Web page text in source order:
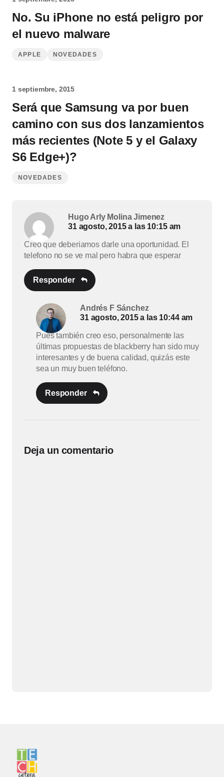
No. Su iPhone no está peligro por
el nuevo malware
APPLE NOVEDADES
1 septiembre, 2015
Será que Samsung va por buen
camino con sus dos lanzamientos
más recientes (Note 5 y el Galaxy
S6 Edge+)?
NOVEDADES
Hugo Arly Molina Jimenez
31 agosto, 2015 a las 10:15 am
Creo que deberiamos darle una oportunidad. El
telefono no se ve mal pero habra que esperar
Responder
Andrés F Sánchez
31 agosto, 2015 a las 10:44 am
Pues también creo eso, personalmente las
últimas propuestas de blackberry han sido muy
interesantes y de buena calidad, quizás este
sea un muy buen teléfono.
Responder
Deja un comentario